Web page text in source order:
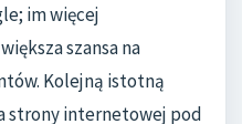
im więcej
szansa na
Kolejną istotną
strony internetowej pod